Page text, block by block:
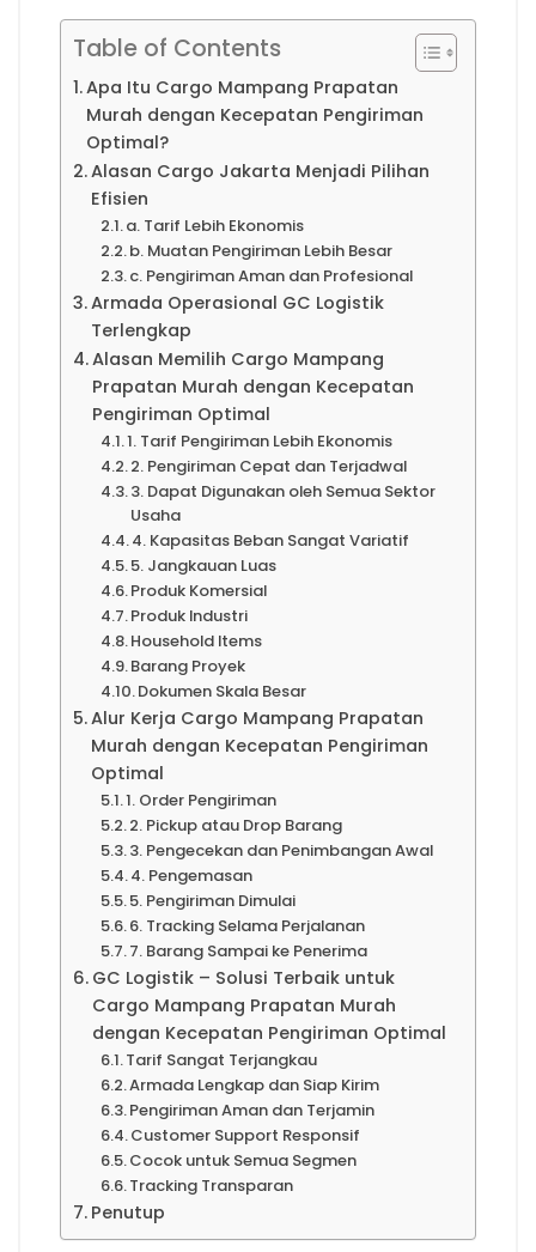
Table of Contents
Apa Itu Cargo Mampang Prapatan
Murah dengan Kecepatan Pengiriman
Optimal?
Alasan Cargo Jakarta Menjadi Pilihan
Efisien
a. Tarif Lebih Ekonomis
b. Muatan Pengiriman Lebih Besar
c. Pengiriman Aman dan Profesional
Armada Operasional GC Logistik
Terlengkap
Alasan Memilih Cargo Mampang
Prapatan Murah dengan Kecepatan
Pengiriman Optimal
1. Tarif Pengiriman Lebih Ekonomis
2. Pengiriman Cepat dan Terjadwal
3. Dapat Digunakan oleh Semua Sektor
Usaha
4. Kapasitas Beban Sangat Variatif
5. Jangkauan Luas
Produk Komersial
Produk Industri
Household Items
Barang Proyek
Dokumen Skala Besar
Alur Kerja Cargo Mampang Prapatan
Murah dengan Kecepatan Pengiriman
Optimal
1. Order Pengiriman
2. Pickup atau Drop Barang
3. Pengecekan dan Penimbangan Awal
4. Pengemasan
5. Pengiriman Dimulai
6. Tracking Selama Perjalanan
7. Barang Sampai ke Penerima
GC Logistik – Solusi Terbaik untuk
Cargo Mampang Prapatan Murah
dengan Kecepatan Pengiriman Optimal
Tarif Sangat Terjangkau
Armada Lengkap dan Siap Kirim
Pengiriman Aman dan Terjamin
Customer Support Responsif
Cocok untuk Semua Segmen
Tracking Transparan
Penutup